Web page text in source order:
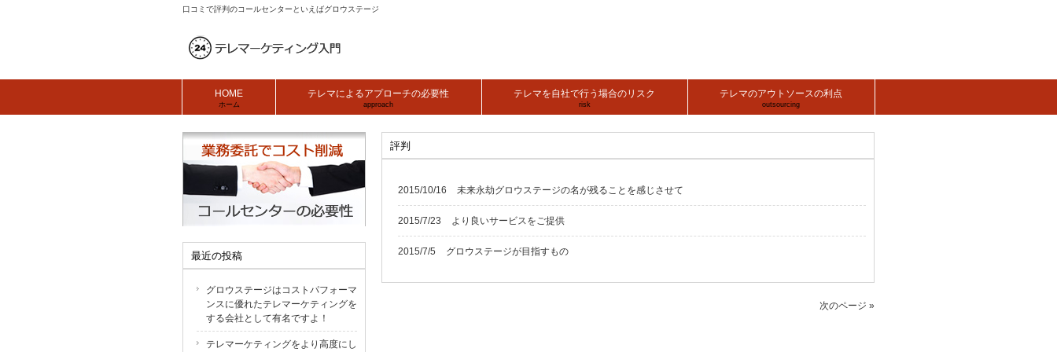
口コミで評判のコールセンターといえばグロウステージ
HOME
ホーム
テレマによるアプローチの必要性
approach
テレマを自社で行う場合のリスク
risk
テレマのアウトソースの利点
outsourcing
評判
2015/10/16 未来永劫グロウステージの名が残ることを感じさせて
2015/7/23 より良いサービスをご提供
2015/7/5 グロウステージが目指すもの
次のページ »
最近の投稿
グロウステージはコストパフォーマ
ンスに優れたテレマーケティングを
する会社として有名ですよ！
テレマーケティングをより高度にし